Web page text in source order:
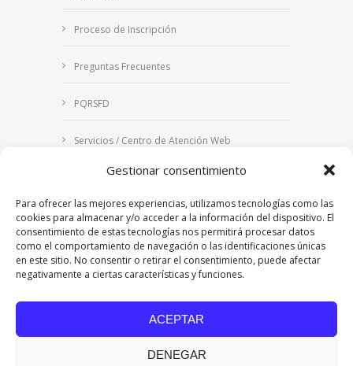
Gestionar consentimiento
Para ofrecer las mejores experiencias, utilizamos tecnologías como las
cookies para almacenar y/o acceder a la información del dispositivo. El
consentimiento de estas tecnologías nos permitirá procesar datos
como el comportamiento de navegación o las identificaciones únicas
en este sitio. No consentir o retirar el consentimiento, puede afectar
negativamente a ciertas características y funciones.
ACEPTAR
DENEGAR
Proceso de Inscripción
Preguntas Frecuentes
PQRSFD
Servicios / Centro de Atención Web
Correo Institucional
Notificaciones judiciales
| Personería Jurídica Resolución
7542 de mayo de 1982
Acreditación Institucional en Alta Calidad